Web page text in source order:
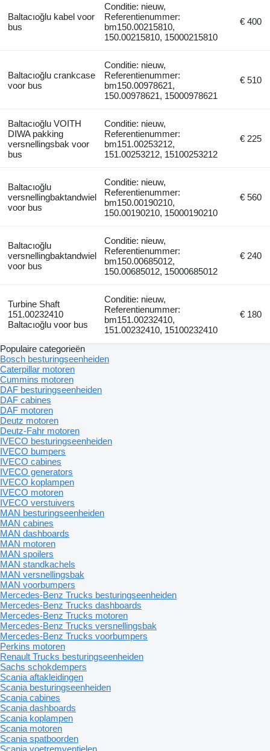
Baltacıoğlu kabel voor
bus
Conditie: nieuw,
Referentienummer:
bm150.00215810,
150.00215810, 15000215810
€ 400
Baltacıoğlu crankcase
voor bus
Conditie: nieuw,
Referentienummer:
bm150.00978621,
150.00978621, 15000978621
€ 510
Baltacıoğlu VOITH
DIWA pakking
versnellingsbak voor
bus
Conditie: nieuw,
Referentienummer:
bm151.00253212,
151.00253212, 15100253212
€ 225
Baltacıoğlu
versnellingbaktandwiel
voor bus
Conditie: nieuw,
Referentienummer:
bm150.00190210,
150.00190210, 15000190210
€ 560
Baltacıoğlu
versnellingbaktandwiel
voor bus
Conditie: nieuw,
Referentienummer:
bm150.00685012,
150.00685012, 15000685012
€ 240
Turbine Shaft
151.00232410
Baltacıoğlu voor bus
Conditie: nieuw,
Referentienummer:
bm151.00232410,
151.00232410, 15100232410
€ 180
Populaire categorieën
Bosch besturingseenheiden
Caterpillar motoren
Cummins motoren
DAF besturingseenheiden
DAF cabines
DAF motoren
Deutz motoren
Deutz-Fahr motoren
IVECO besturingseenheiden
IVECO bumpers
IVECO cabines
IVECO generators
IVECO koplampen
IVECO motoren
IVECO verstuivers
MAN besturingseenheiden
MAN cabines
MAN dashboards
MAN motoren
MAN spoilers
MAN standkachels
MAN versnellingsbak
MAN voorbumpers
Mercedes-Benz Trucks besturingseenheiden
Mercedes-Benz Trucks dashboards
Mercedes-Benz Trucks motoren
Mercedes-Benz Trucks versnellingsbak
Mercedes-Benz Trucks voorbumpers
Perkins motoren
Renault Trucks besturingseenheiden
Sachs schokdempers
Scania aftakleidingen
Scania besturingseenheiden
Scania cabines
Scania dashboards
Scania koplampen
Scania motoren
Scania spatboorden
Scania voetremventielen